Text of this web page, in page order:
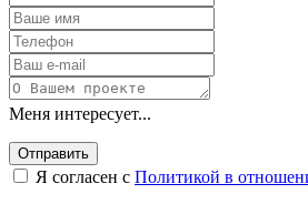
Меня интересует...
Отправить
Я согласен с Политикой в